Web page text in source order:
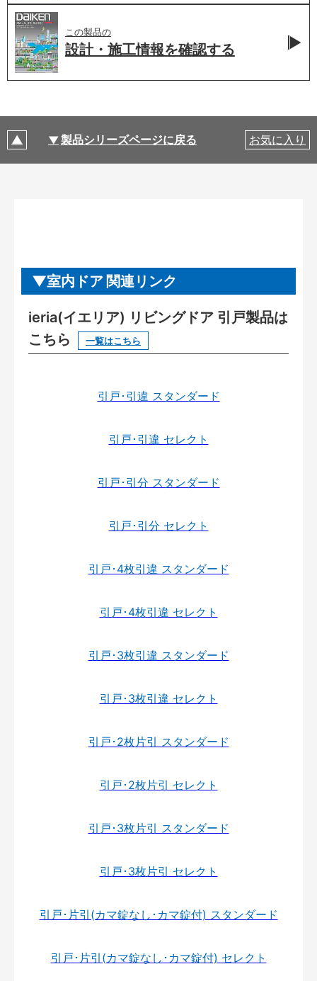
この製品の
設計・施工情報を確認する
製品シリーズページに戻る お気に入り
室内ドア 関連リンク
ieria(イエリア) リビングドア 引戸製品は
こちら
一覧はこちら
引戸･引違 スタンダード
引戸･引違 セレクト
引戸･引分 スタンダード
引戸･引分 セレクト
引戸･4枚引違 スタンダード
引戸･4枚引違 セレクト
引戸･3枚引違 スタンダード
引戸･3枚引違 セレクト
引戸･2枚片引 スタンダード
引戸･2枚片引 セレクト
引戸･3枚片引 スタンダード
引戸･3枚片引 セレクト
引戸･片引(カマ錠なし･カマ錠付) スタンダード
引戸･片引(カマ錠なし･カマ錠付) セレクト